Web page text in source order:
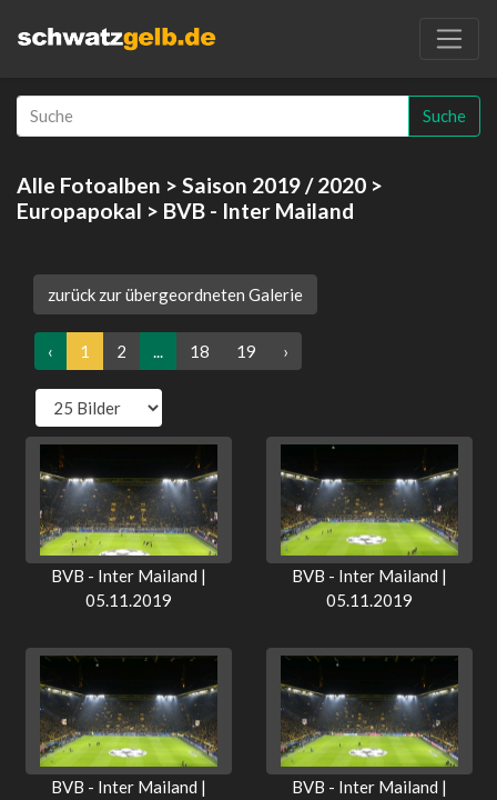
Suche
Alle Fotoalben > Saison 2019 / 2020 >
Europapokal > BVB - Inter Mailand
zurück zur übergeordneten Galerie
‹ 1 2 ... 18 19 ›
BVB - Inter Mailand |
05.11.2019
BVB - Inter Mailand |
05.11.2019
BVB - Inter Mailand |
BVB - Inter Mailand |